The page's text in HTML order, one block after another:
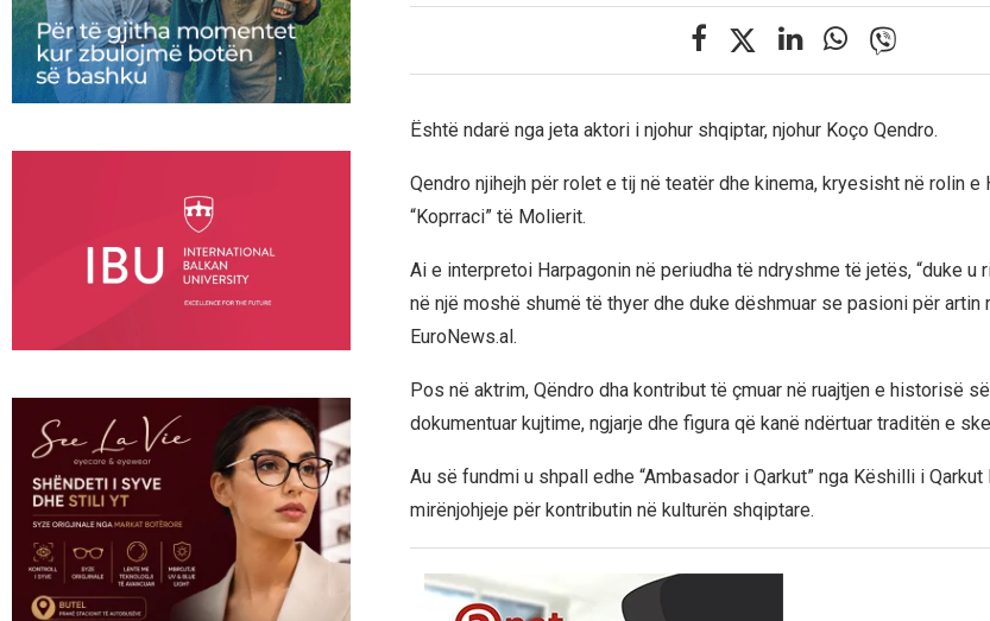
Është ndarë nga jeta aktori i njohur shqiptar, njohur Koço Qendro.
Qendro njihejh për rolet e tij në teatër dhe kinema, kryesisht në rolin e
“Koprraci” të Molierit.
Ai e interpretoi Harpagonin në periudha të ndryshme të jetës, “duke u
në një moshë shumë të thyer dhe duke dëshmuar se pasioni për artin
EuroNews.al.
Pos në aktrim, Qëndro dha kontribut të çmuar në ruajtjen e historisë
dokumentuar kujtime, ngjarje dhe figura që kanë ndërtuar traditën e
Au së fundmi u shpall edhe “Ambasador i Qarkut” nga Këshilli i
mirënjohjeje për kontributin në kulturën shqiptare.